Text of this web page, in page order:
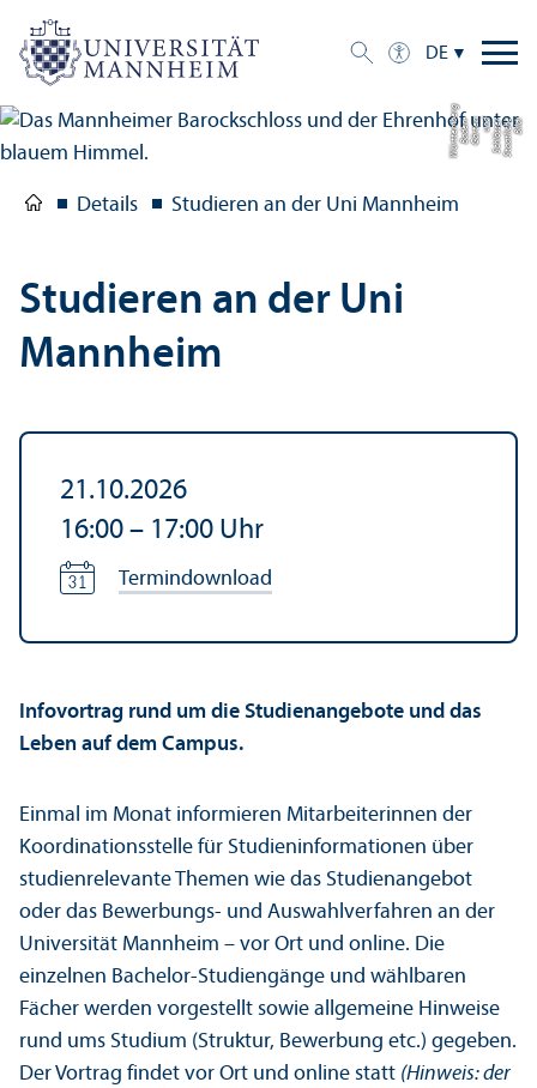
DE
Bil
d:
S
t
a
a
tli
c
h
e
S
c
hl
ö
s
s
e
r
u
n
d
G
ä
r
t
e
n
B
a
d
e
n-
W
ü
r
t
t
e
m
b
e
r
g
Details Studieren an der Uni Mannheim
Studieren an der Uni
Mannheim
21.10.2026
16:00 – 17:00 Uhr
Termindownload
Infovortrag rund um die Studien­angebote und das
Leben auf dem Campus.
Einmal im Monat informieren Mitarbeiterinnen der
Koordinations­stelle für Studien­informationen über
studien­relevante Themen wie das Studien­angebot
oder das Bewerbungs- und Auswahl­verfahren an der
Universität Mannheim – vor Ort und online. Die
einzelnen Bachelor-Studien­gänge und wählbaren
Fächer werden vorgestellt sowie allgemeine Hinweise
rund ums Studium (Struktur, Bewerbung etc.) gegeben.
Der Vortrag findet vor Ort und online statt (Hinweis: der